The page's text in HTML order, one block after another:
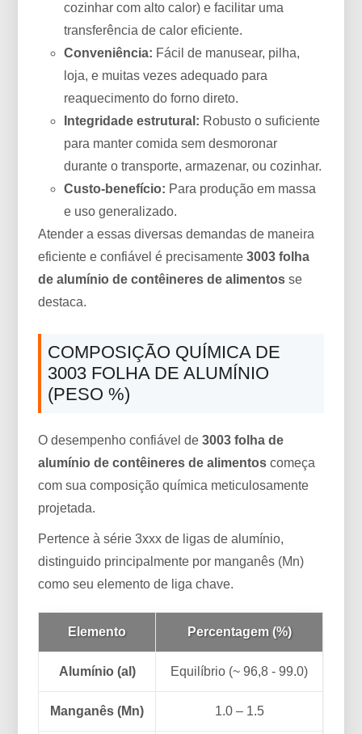
cozinhar com alto calor) e facilitar uma
transferência de calor eficiente.
Conveniência: Fácil de manusear, pilha,
loja, e muitas vezes adequado para
reaquecimento do forno direto.
Integridade estrutural: Robusto o suficiente
para manter comida sem desmoronar
durante o transporte, armazenar, ou cozinhar.
Custo-benefício: Para produção em massa
e uso generalizado.
Atender a essas diversas demandas de maneira
eficiente e confiável é precisamente3003 folha
de alumínio de contêineres de alimentos se
destaca.
COMPOSIÇÃO QUÍMICA DE
3003 FOLHA DE ALUMÍNIO
(PESO %)
O desempenho confiável de3003 folha de
alumínio de contêineres de alimentos começa
com sua composição química meticulosamente
projetada.
Pertence à série 3xxx de ligas de alumínio,
distinguido principalmente por manganês (Mn)
como seu elemento de liga chave.
Elemento Percentagem (%)
Alumínio (al) Equilíbrio (~ 96,8 - 99.0)
Manganês (Mn) 1.0 – 1.5